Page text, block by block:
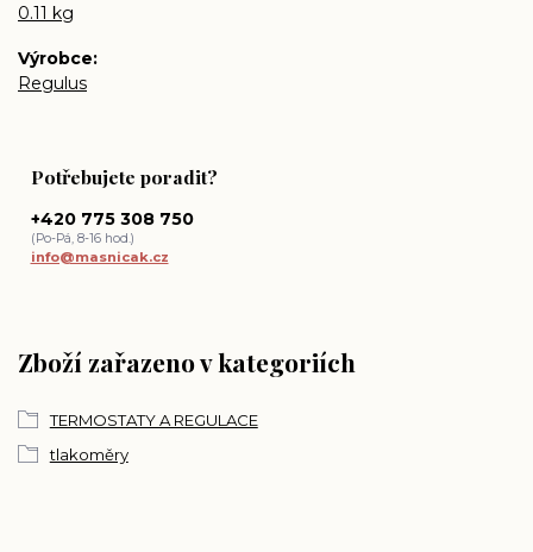
0.11 kg
Výrobce
Regulus
Zboží zařazeno v kategoriích
TERMOSTATY A REGULACE
tlakoměry
Potřebujete poradit?
+420 775 308 750
(Po-Pá, 8-16 hod.)
info@masnicak.cz